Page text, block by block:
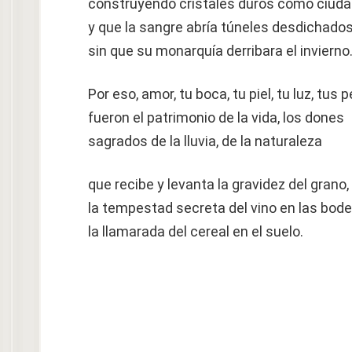
construyendo cristales duros como
y que la sangre abría túneles desdichados
sin que su monarquía derribara el invierno.
Por eso, amor, tu boca, tu piel, tu luz, tus
fueron el patrimonio de la vida, los dones
sagrados de la lluvia, de la naturaleza
que recibe y levanta la gravidez del grano,
la tempestad secreta del vino en las
la llamarada del cereal en el suelo.